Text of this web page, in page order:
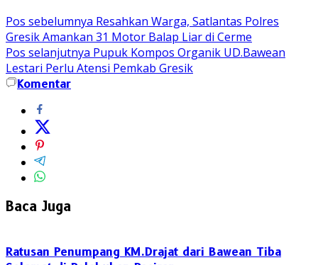
Pos sebelumnya Resahkan Warga, Satlantas Polres
Gresik Amankan 31 Motor Balap Liar di Cerme
Pos selanjutnya Pupuk Kompos Organik UD.Bawean
Lestari Perlu Atensi Pemkab Gresik
Komentar
Baca Juga
Ratusan Penumpang KM.Drajat dari Bawean Tiba